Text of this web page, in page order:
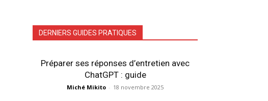
DERNIERS GUIDES PRATIQUES
Préparer ses réponses d’entretien avec
ChatGPT : guide
Miché Mikito - 18 novembre 2025